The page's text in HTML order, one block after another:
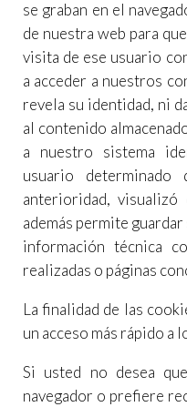
se graban en el
de nuestra web para
visita de ese usuario
a acceder a nuestros
revela su identidad, ni
al contenido
a nuestro sistema
usuario
anterioridad, visualizó
además permite
información técnica
realizadas o páginas
La finalidad de las
un acceso más rápido a
Si usted no desea
navegador o prefiere